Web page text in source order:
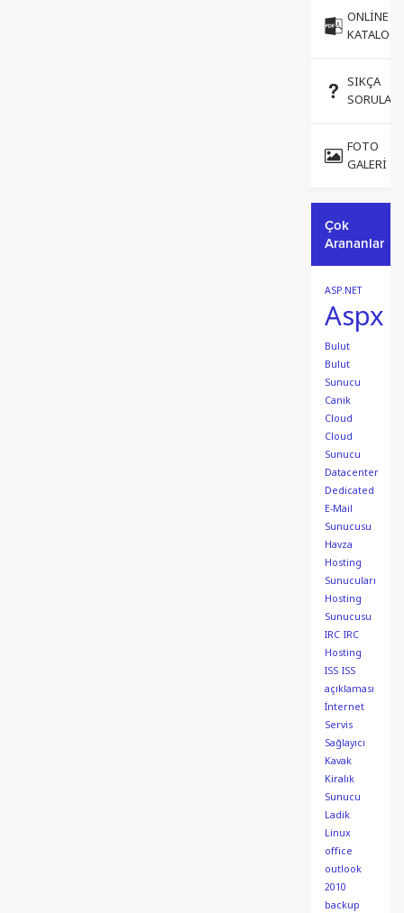
ONLINE
KATALOG
SIKÇA
FOTO
GALERI
Çok
Arananlar
ASP.NET
Aspx
Bulut
Bulut
Sunucu
Canik
Cloud
Cloud
Sunucu
Datacenter
Dedicated
E-Mail
Sunucusu
Havza
Hosting
Sunucuları
Hosting
Sunucusu
IRC IRC
Hosting
ISS ISS
açıklaması
İnternet
Servis
Sağlayıcı
Kavak
Kiralık
Sunucu
Ladik
Linux
office
outlook
2010
backup